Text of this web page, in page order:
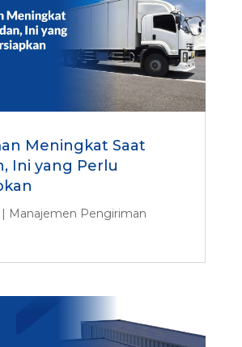
Meningkat Saat
Ini yang Perlu
Manajemen Pengiriman